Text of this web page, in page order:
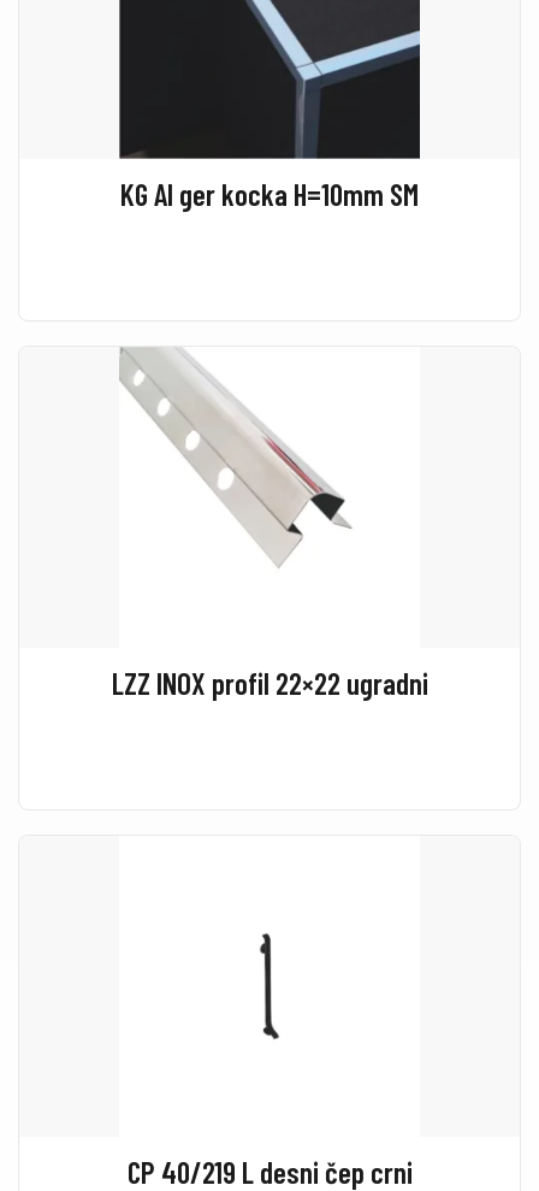
KG Al ger kocka H=10mm SM
LZZ INOX profil 22×22 ugradni
CP 40/219 L desni čep crni